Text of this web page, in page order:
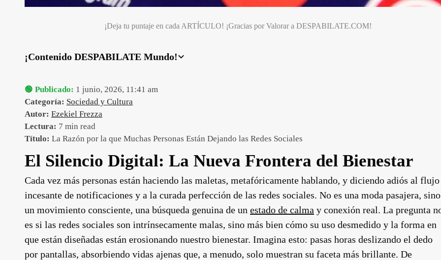
¡Deja tu puntaje en cada ARTÍCULO! ¡Gracias por Valorar a DESPABILATE.COM!
¡Contenido DESPABILATE Mundo!
🟢 Publicado: 1 junio, 2026, 11:41 am
Categoría: Sociedad y Cultura
Autor: Ezekiel Frezza
Lectura: 7 min read
Título: La Razón por la que Muchas Personas Están Dejando las Redes Sociales
El Silencio Digital: La Nueva Frontera del Bienestar
Cada vez más personas están haciendo las maletas, metafóricamente hablando, y diciendo adiós al flujo
incesante de notificaciones y a la curada perfección de las redes sociales. No es una moda pasajera, sino
un movimiento consciente, una búsqueda genuina de un estado de calma y conexión real. La pregunta
es si las redes sociales son intrínsecamente malas, sino más bien cómo su uso desmedido y la forma en
que están diseñadas están erosionando nuestro bienestar. Imagina esto: pasas horas deslizando el dedo
por pantallas, absorbiendo vidas ajenas que, a menudo, solo muestran su faceta más brillante. De